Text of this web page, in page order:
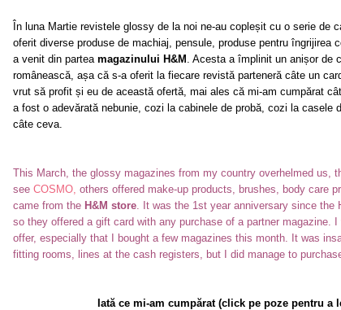
În luna Martie revistele glossy de la noi ne-au copleșit cu o serie de
oferit diverse produse de machiaj, pensule, produse pentru îngrijirea
a venit din partea magazinului H&M . Acesta a împlinit un anișor de
românească, așa că s-a oferit la fiecare revistă parteneră câte un
vrut să profit și eu de această ofertă, mai ales că mi-am cumpărat
a fost o adevărată nebunie, cozi la cabinele de probă, cozi la casele
câte ceva.
This March, the glossy magazines from my country overhelmed us,
see COSMO, others offered make-up products, brushes, body care
came from the H&M store. It was the 1st year anniversary since the
so they offered a gift card with any purchase of a partner magazine.
offer, especially that I bought a few magazines this month. It was
fitting rooms, lines at the cash registers, but I did manage to
Iată ce mi-am cumpărat (click pe poze pentru a